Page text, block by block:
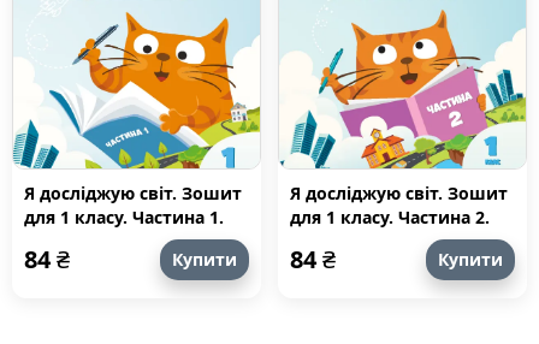
Я досліджую світ. Зошит
для 1 класу. Частина 1.
Зошит практикум для 1
класу (частина 1)
84₴ Купити
Я досліджую світ. Зошит
для 1 класу. Частина 2.
Зошит-практикум для 1
класу (частина 2)
84₴ Купити